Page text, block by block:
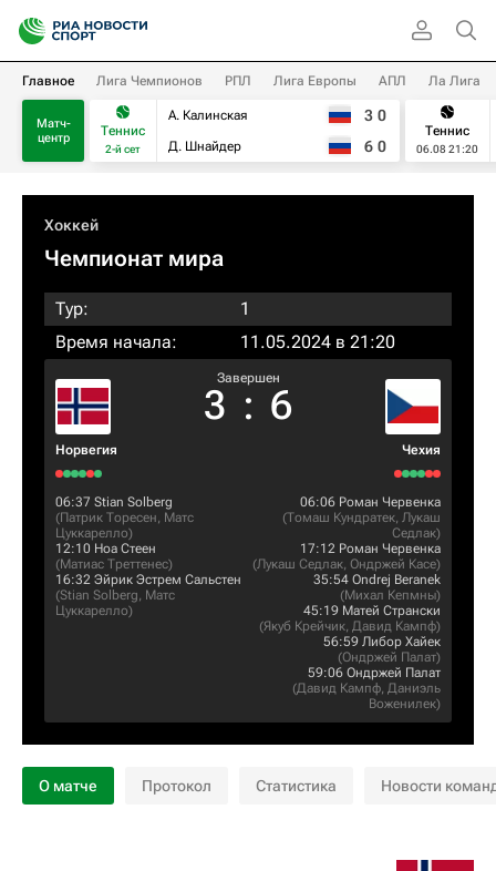
Главное Лига Чемпионов РПЛ Лига Европы АПЛ Ла Лига
Матч-
центр
Теннис
2-й сет
А. Калинская
Д. Шнайдер
3 0
6 0
Теннис
06.08 21:20
Хоккей
Чемпионат мира
Тур:
1
Время начала:
11.05.2024 в 21:20
Норвегия
Завершен
3 : 6
Чехия
06:37 Stian Solberg
(Патрик Торесен, Матс
Цуккарелло)
12:10 Ноа Стеен
(Матиас Треттенес)
16:32 Эйрик Эстрем Сальстен
(Stian Solberg, Матс
Цуккарелло)
06:06 Роман Червенка
(Томаш Кундратек, Лукаш
Седлак)
17:12 Роман Червенка
(Лукаш Седлак, Ондржей Касе)
35:54 Ondrej Beranek
(Михал Кепмны)
45:19 Матей Странски
(Якуб Крейчик, Давид Кампф)
56:59 Либор Хайек
(Ондржей Палат)
59:06 Ондржей Палат
(Давид Кампф, Даниэль
Воженилек)
О матче Протокол Статистика Новости